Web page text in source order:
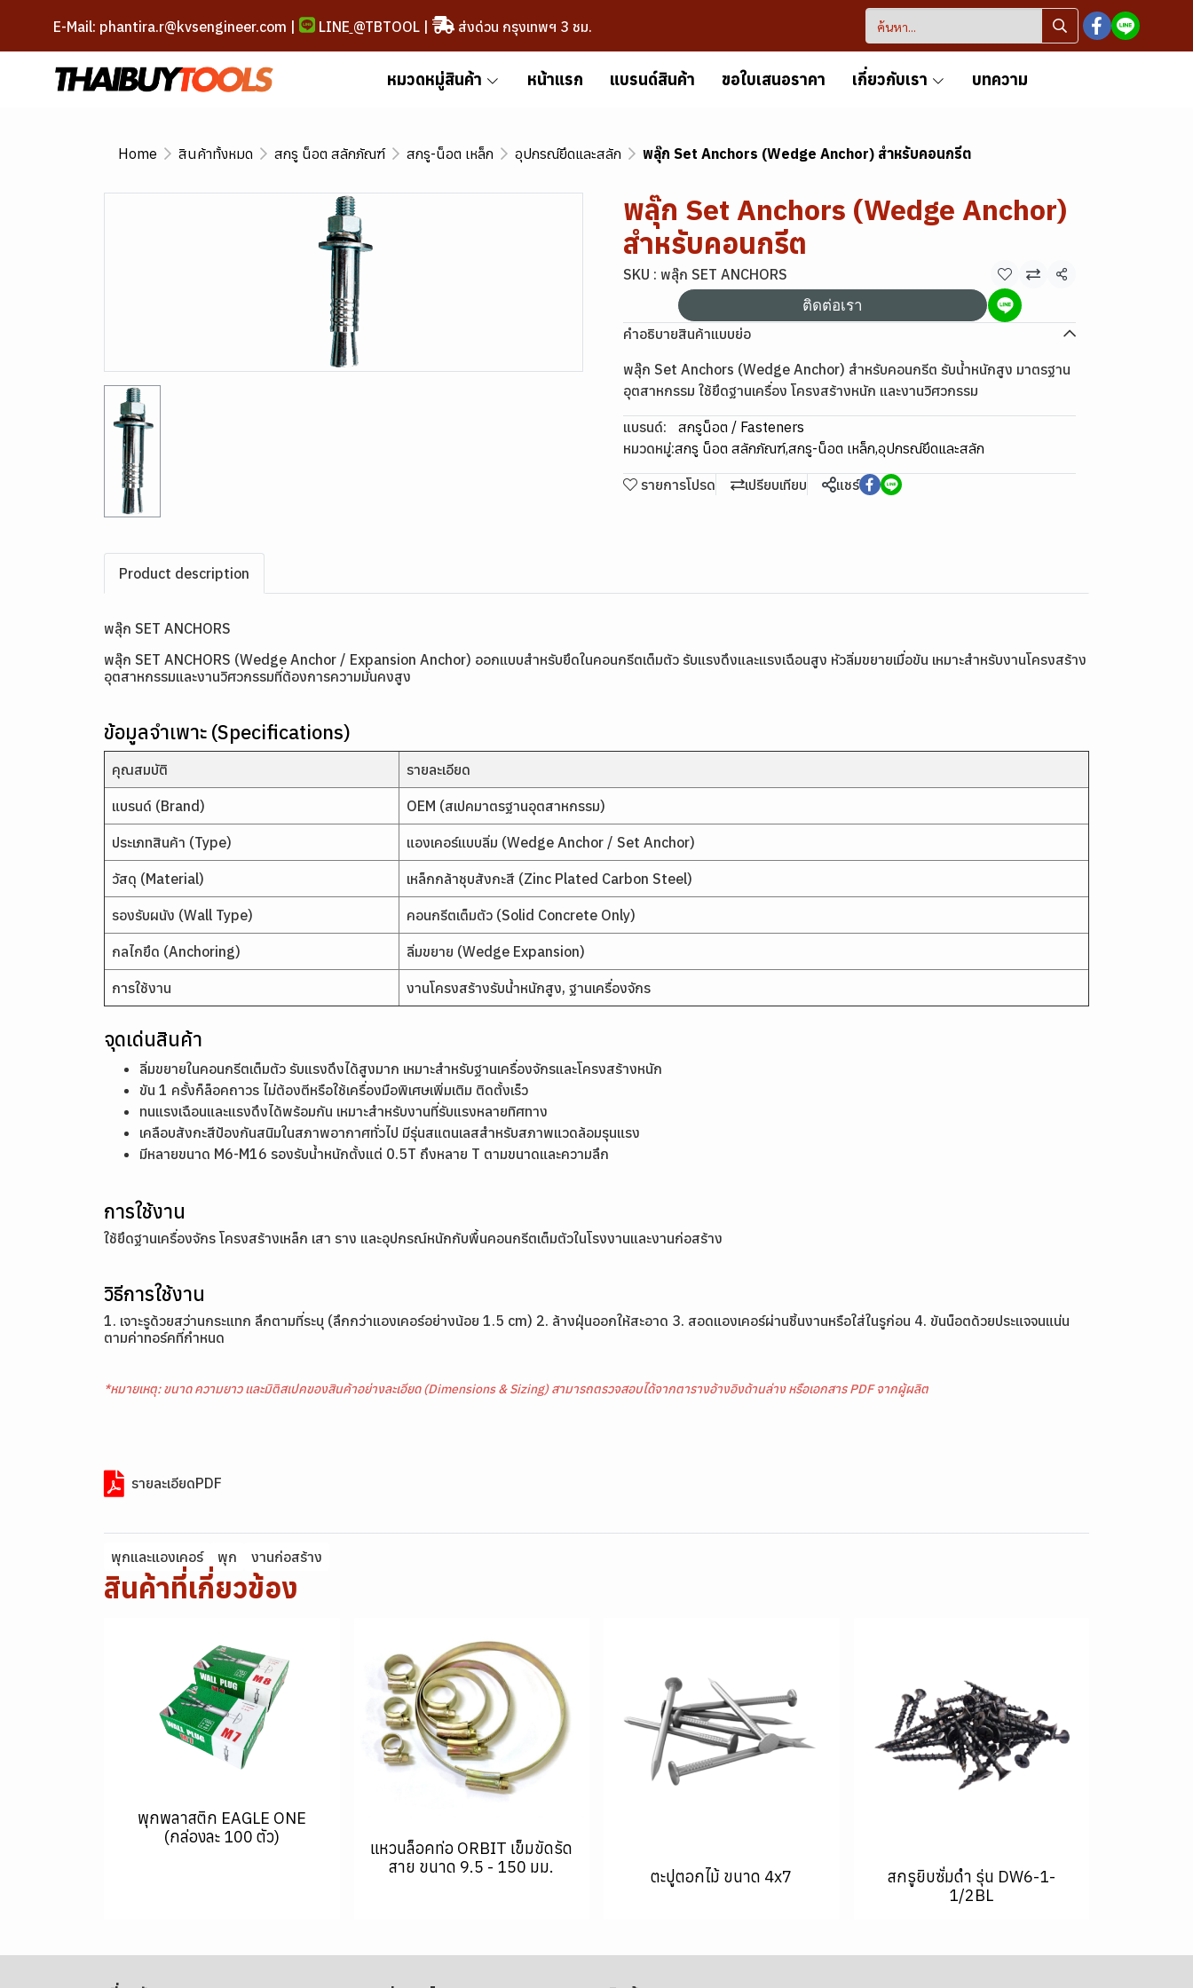
E-Mail: phantira.r@kvsengineer.com | LINE @TBTOOL| ส่งด่วน กรุงเทพฯ 3 ชม.
หมวดหมู่สินค้า หน้าแรก แบรนด์สินค้า ขอใบเสนอราคา เกี่ยวกับเรา บทความ
Home สินค้าทั้งหมด สกรู น็อต สลักภัณฑ์ สกรู-น็อต เหล็ก อุปกรณ์ยึดและสลัก พลุ๊ก Set Anchors (Wedge Anchor) สำหรับคอนกรีต
พลุ๊ก Set Anchors (Wedge Anchor)
สำหรับคอนกรีต
SKU : พลุ๊ก SET ANCHORS
แชร์
ติดต่อเรา
คำอธิบายสินค้าแบบย่อ
พลุ๊ก Set Anchors (Wedge Anchor) สำหรับคอนกรีต รับน้ำหนักสูง มาตรฐาน
อุตสาหกรรม ใช้ยึดฐานเครื่อง โครงสร้างหนัก และงานวิศวกรรม
แบรนด์:
สกรูน็อต / Fasteners
หมวดหมู่:สกรู น็อต สลักภัณฑ์,สกรู-น็อต เหล็ก,อุปกรณ์ยึดและสลัก
รายการโปรด เปรียบเทียบ แชร์
Product description
พลุ๊ก SET ANCHORS
พลุ๊ก SET ANCHORS (Wedge Anchor / Expansion Anchor) ออกแบบสำหรับยึดในคอนกรีตเต็มตัว รับแรงดึงและแรงเฉือนสูง หัวลิ่มขยายเมื่อขัน เหมาะสำหรับงานโครงสร้าง
อุตสาหกรรมและงานวิศวกรรมที่ต้องการความมั่นคงสูง
ข้อมูลจำเพาะ (Specifications)
คุณสมบัติ รายละเอียด
แบรนด์ (Brand) OEM (สเปคมาตรฐานอุตสาหกรรม)
ประเภทสินค้า (Type) แองเคอร์แบบลิ่ม (Wedge Anchor / Set Anchor)
วัสดุ (Material) เหล็กกล้าชุบสังกะสี (Zinc Plated Carbon Steel)
รองรับผนัง (Wall Type) คอนกรีตเต็มตัว (Solid Concrete Only)
กลไกยึด (Anchoring) ลิ่มขยาย (Wedge Expansion)
การใช้งาน งานโครงสร้างรับน้ำหนักสูง, ฐานเครื่องจักร
จุดเด่นสินค้า
ลิ่มขยายในคอนกรีตเต็มตัว รับแรงดึงได้สูงมาก เหมาะสำหรับฐานเครื่องจักรและโครงสร้างหนัก
ขัน 1 ครั้งก็ล็อคถาวร ไม่ต้องตีหรือใช้เครื่องมือพิเศษเพิ่มเติม ติดตั้งเร็ว
ทนแรงเฉือนและแรงดึงได้พร้อมกัน เหมาะสำหรับงานที่รับแรงหลายทิศทาง
เคลือบสังกะสีป้องกันสนิมในสภาพอากาศทั่วไป มีรุ่นสแตนเลสสำหรับสภาพแวดล้อมรุนแรง
มีหลายขนาด M6-M16 รองรับน้ำหนักตั้งแต่ 0.5T ถึงหลาย T ตามขนาดและความลึก
การใช้งาน
ใช้ยึดฐานเครื่องจักร โครงสร้างเหล็ก เสา ราง และอุปกรณ์หนักกับพื้นคอนกรีตเต็มตัวในโรงงานและงานก่อสร้าง
วิธีการใช้งาน
1. เจาะรูด้วยสว่านกระแทก ลึกตามที่ระบุ (ลึกกว่าแองเคอร์อย่างน้อย 1.5 cm) 2. ล้างฝุ่นออกให้สะอาด 3. สอดแองเคอร์ผ่านชิ้นงานหรือใส่ในรูก่อน 4. ขันน็อตด้วยประแจจนแน่น
ตามค่าทอร์คที่กำหนด
*หมายเหตุ: ขนาด ความยาว และมิติสเปคของสินค้าอย่างละเอียด (Dimensions & Sizing) สามารถตรวจสอบได้จากตารางอ้างอิงด้านล่าง หรือเอกสาร PDF จากผู้ผลิต
รายละเอียดPDF
พุกและแองเคอร์ พุก งานก่อสร้าง
สินค้าที่เกี่ยวข้อง
พุกพลาสติก EAGLE ONE
(กล่องละ 100 ตัว)
แหวนล็อคท่อ ORBIT เข็มขัดรัด
สาย ขนาด 9.5 - 150 มม.
ตะปูตอกไม้ ขนาด 4x7
สกรูยิบซั่มดำ รุ่น DW6-1-
1/2BL